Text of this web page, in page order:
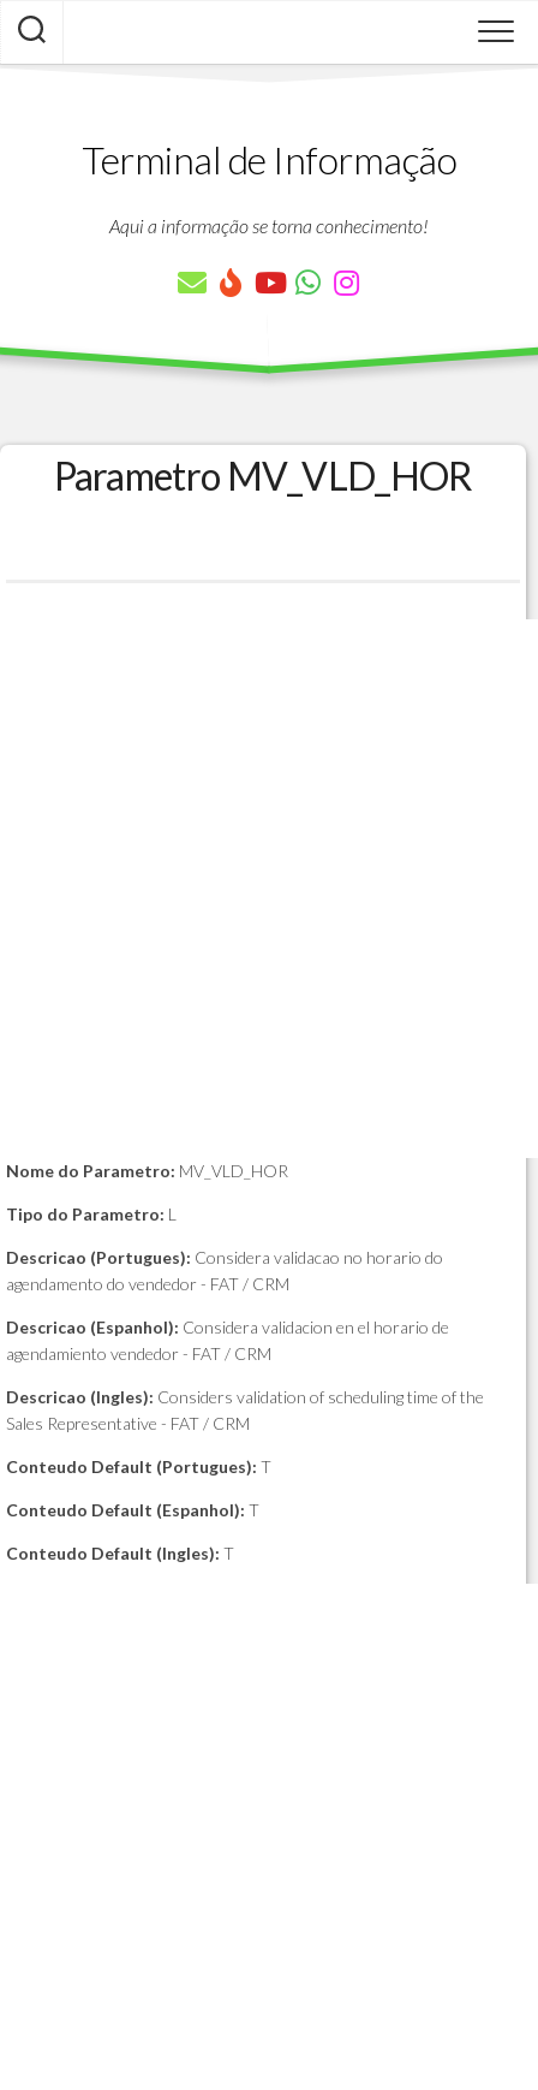
Skip
content
Terminal de Informação
Aqui a informação se torna conhecimento!
Parametro MV_VLD_HOR
Nome do Parametro: MV_VLD_HOR
Tipo do Parametro: L
Descricao (Portugues): Considera validacao no horario do
agendamento do vendedor - FAT / CRM
Descricao (Espanhol): Considera validacion en el horario de
agendamiento vendedor - FAT / CRM
Descricao (Ingles): Considers validation of scheduling time of the
Sales Representative - FAT / CRM
Conteudo Default (Portugues): T
Conteudo Default (Espanhol): T
Conteudo Default (Ingles): T